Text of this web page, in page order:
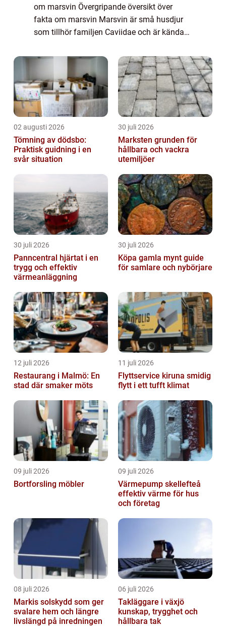
om marsvin Övergripande översikt över
fakta om marsvin Marsvin är små husdjur
som tillhör familjen Caviidae och är kända
olika färger och pälsvarianter, och deras ...
02 augusti 2026
Tömning av dödsbo:
Praktisk guidning i en
svår situation
30 juli 2026
Marksten grunden för
hållbara och vackra
utemiljöer
30 juli 2026
Panncentral hjärtat i en
trygg och effektiv
värmeanläggning
30 juli 2026
Köpa gamla mynt guide
för samlare och nybörjare
12 juli 2026
Restaurang i Malmö: En
stad där smaker möts
11 juli 2026
Flyttservice kiruna smidig
flytt i ett tufft klimat
09 juli 2026
Bortforsling möbler
09 juli 2026
Värmepump skellefteå
effektiv värme för hus
och företag
08 juli 2026
Markis solskydd som ger
svalare hem och längre
livslängd på inredningen
06 juli 2026
Takläggare i växjö
kunskap, trygghet och
hållbara tak